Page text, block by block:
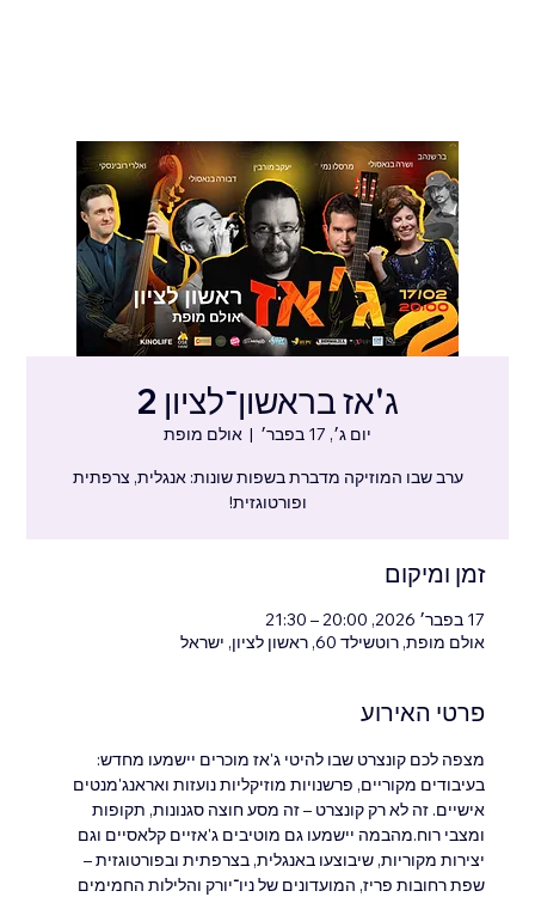
ג'אז בראשון־לציון 2
יום ג׳, 17 בפבר׳
  |
אולם מופת
ערב שבו המוזיקה מדברת בשפות שונות: אנגלית, צרפתית
ופורטוגזית!
זמן ומיקום
17 בפבר׳ 2026, 20:00 – 21:30
אולם מופת, רוטשילד 60, ראשון לציון, ישראל
פרטי האירוע
מצפה לכם קונצרט שבו להיטי ג'אז מוכרים יישמעו מחדש:
בעיבודים מקוריים, פרשנויות מוזיקליות נועזות ואראנג'מנטים
אישיים. זה לא רק קונצרט – זה מסע חוצה סגנונות, תקופות
ומצבי רוח.מהבמה יישמעו גם מוטיבים ג'אזיים קלאסיים וגם
יצירות מקוריות, שיבוצעו באנגלית, בצרפתית ובפורטוגזית –
שפת רחובות פריז, המועדונים של ניו־יורק והלילות החמימים